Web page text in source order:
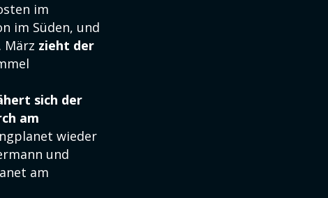
im
im Süden, und
März zieht der
sich der
am
wieder
und
am